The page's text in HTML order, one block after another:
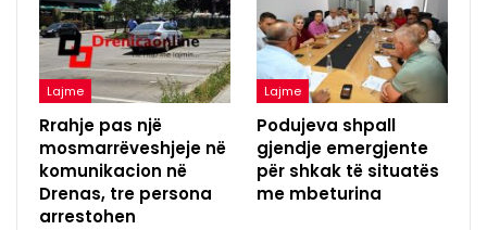
Lajme
Rrahje pas një
mosmarrëveshjeje në
komunikacion në
Drenas, tre persona
arrestohen
Lajme
Podujeva shpall
gjendje emergjente
për shkak të situatës
me mbeturina